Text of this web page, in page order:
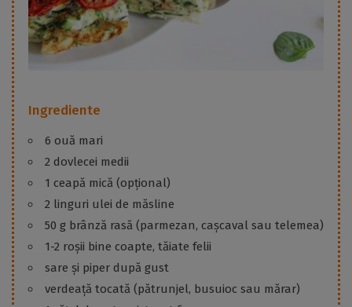
Ingrediente
6 ouă mari
2 dovlecei medii
1 ceapă mică (opțional)
2 linguri ulei de măsline
50 g brânză rasă (parmezan, cașcaval sau telemea)
1-2 roșii bine coapte, tăiate felii
sare și piper după gust
verdeață tocată (pătrunjel, busuioc sau mărar)